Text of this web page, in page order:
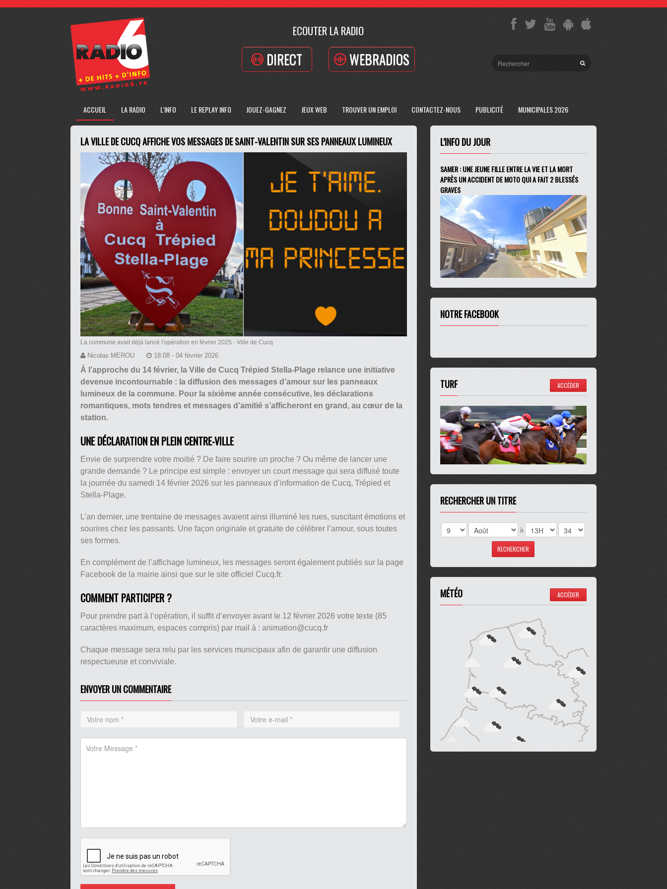
ECOUTER LA RADIO
DIRECT WEBRADIOS
ACCUEIL LA RADIO L'INFO LE REPLAY INFO JOUEZ-GAGNEZ JEUX WEB TROUVER UN EMPLOI CONTACTEZ-NOUS PUBLICITÉ MUNICIPALES 2026
LA VILLE DE CUCQ AFFICHE VOS MESSAGES DE SAINT-VALENTIN SUR SES PANNEAUX LUMINEUX
La commune avait déjà lancé l'opération en février 2025 - Ville de Cucq
Nicolas MEROU 18:08 - 04 février 2026
À l’approche du 14 février, la Ville de Cucq Trépied Stella-Plage relance une initiative
devenue incontournable : la diffusion des messages d’amour sur les panneaux
lumineux de la commune. Pour la sixième année consécutive, les déclarations
romantiques, mots tendres et messages d’amitié s’afficheront en grand, au cœur de la
station.
UNE DÉCLARATION EN PLEIN CENTRE-VILLE
Envie de surprendre votre moitié ? De faire sourire un proche ? Ou même de lancer une
grande demande ? Le principe est simple : envoyer un court message qui sera diffusé toute
la journée du samedi 14 février 2026 sur les panneaux d’information de Cucq, Trépied et
Stella-Plage.
L’an dernier, une trentaine de messages avaient ainsi illuminé les rues, suscitant émotions et
sourires chez les passants. Une façon originale et gratuite de célébrer l’amour, sous toutes
ses formes.
En complément de l’affichage lumineux, les messages seront également publiés sur la page
Facebook de la mairie ainsi que sur le site officiel Cucq.fr.
COMMENT PARTICIPER ?
Pour prendre part à l’opération, il suffit d’envoyer avant le 12 février 2026 votre texte (85
caractères maximum, espaces compris) par mail à : animation@cucq.fr
Chaque message sera relu par les services municipaux afin de garantir une diffusion
respectueuse et conviviale.
ENVOYER UN COMMENTAIRE
L'INFO DU JOUR
SAMER : UNE JEUNE FILLE ENTRE LA VIE ET LA MORT
APRÈS UN ACCIDENT DE MOTO QUI A FAIT 2 BLESSÉS
GRAVES
NOTRE FACEBOOK
TURF ACCÉDER
RECHERCHER UN TITRE
à
MÉTÉO ACCÉDER